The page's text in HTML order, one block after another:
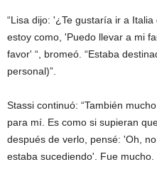
“Lisa dijo: '¿Te gustaría ir a
estoy como, 'Puedo llevar a mi
favor' “, bromeó. “Estaba
personal)”.
Stassi continuó: “También
para mí. Es como si supieran
después de verlo, pensé: 'Oh,
estaba sucediendo'. Fue mucho.